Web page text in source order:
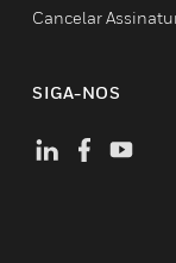
Cancelar
SIGA-NOS